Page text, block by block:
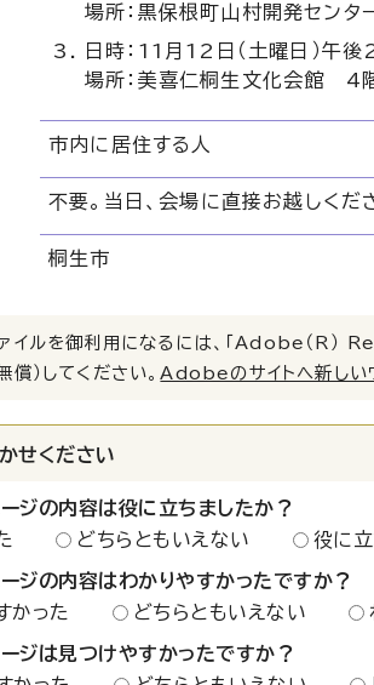
場所：黒保根町山村開発セン
日時：11月12日（土曜日）午
場所：美喜仁桐生文化会館 4
市内に居住する人
不要。当日、会場に直接お越しくだ
桐生市
イルを御利用になるには、「Adobe（R）
償）してください。 Adobeのサイトへ新しい
せください
ージの内容は役に立ちましたか？
どちらともいえない 役に
ージの内容はわかりやすかったですか？
かった
どちらともいえない
ージは見つけやすかったですか？